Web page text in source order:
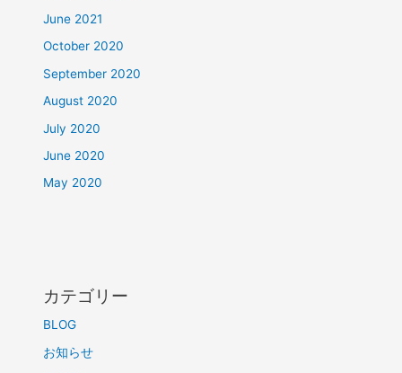
June 2021
October 2020
September 2020
August 2020
July 2020
June 2020
May 2020
カテゴリー
BLOG
お知らせ